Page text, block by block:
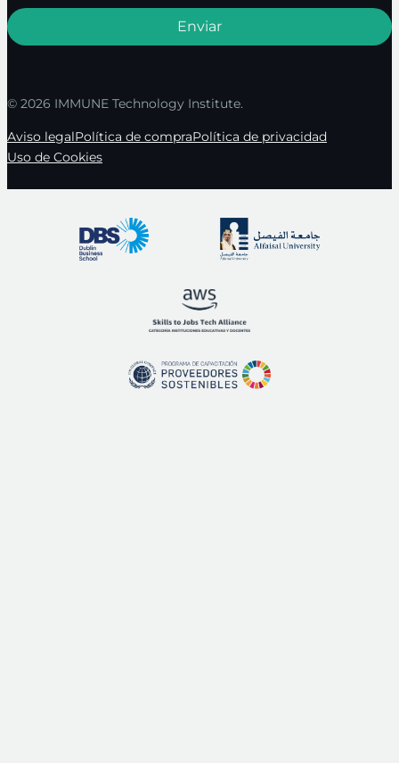
© 2026 IMMUNE Technology Institute.
Aviso legalPolítica de compraPolítica de privacidad
Uso de Cookies